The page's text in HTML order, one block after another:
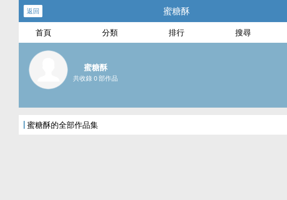
返回 蜜糖酥
首頁 分類 排行 搜尋
蜜糖酥
共收錄 0 部作品
蜜糖酥的全部作品集